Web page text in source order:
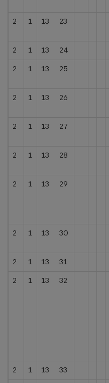
2
1 13 23
2 1 13 24
2
1 13 25
2 1 13 26
2 1 13 27
2 1 13 28
2 1 13 29
2 1 13 30
2 1 13 31
2
1 13 32
2 1 13 33